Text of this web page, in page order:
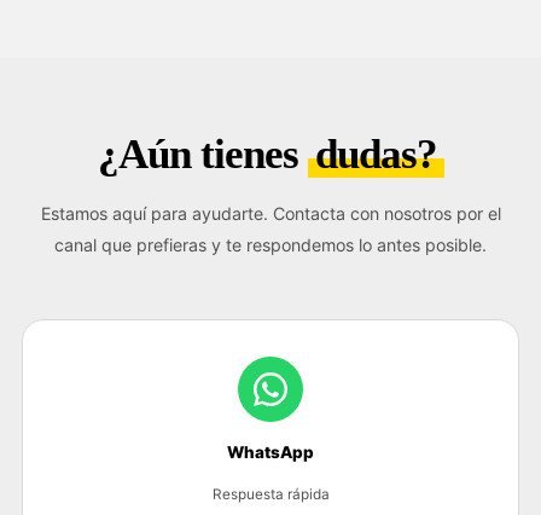
¿Aún tienes dudas?
Estamos aquí para ayudarte. Contacta con nosotros por el
canal que prefieras y te respondemos lo antes posible.
WhatsApp
Respuesta rápida